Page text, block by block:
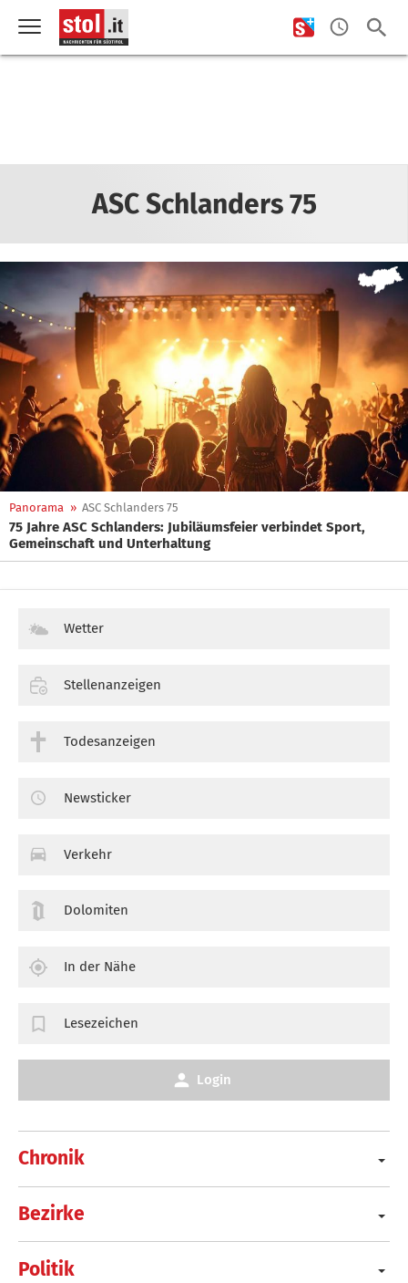
ASC Schlanders 75
Panorama » ASC Schlanders 75
75 Jahre ASC Schlanders: Jubiläumsfeier verbindet Sport,
Gemeinschaft und Unterhaltung
Chronik
Bezirke
Politik
Wetter
Stellenanzeigen
Todesanzeigen
Newsticker
Verkehr
Dolomiten
In der Nähe
Lesezeichen
Login